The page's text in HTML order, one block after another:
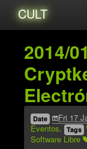
CULT
Amigxs
Audio
Blog
Catalogo
Eventos
2014/
Date Fri 17
Eventos. Tags
Software Libre